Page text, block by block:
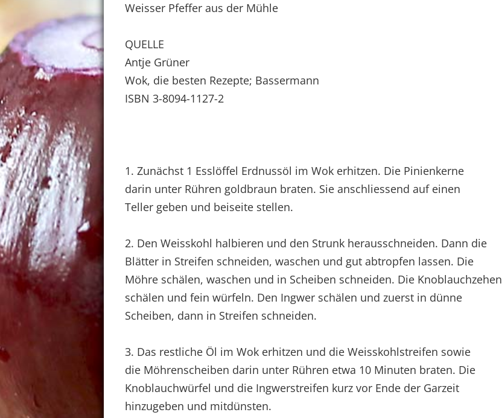
Weisser Pfeffer aus der Mühle
QUELLE
Antje Grüner
Wok, die besten Rezepte; Bassermann
ISBN 3-8094-1127-2
1. Zunächst 1 Esslöffel Erdnussöl im Wok erhitzen. Die Pinienkerne
darin unter Rühren goldbraun braten. Sie anschliessend auf einen
Teller geben und beiseite stellen.
2. Den Weisskohl halbieren und den Strunk herausschneiden. Dann die
Blätter in Streifen schneiden, waschen und gut abtropfen lassen. Die
Möhre schälen, waschen und in Scheiben schneiden. Die Knoblauchzehen
schälen und fein würfeln. Den Ingwer schälen und zuerst in dünne
Scheiben, dann in Streifen schneiden.
3. Das restliche Öl im Wok erhitzen und die Weisskohlstreifen sowie
die Möhrenscheiben darin unter Rühren etwa 10 Minuten braten. Die
Knoblauchwürfel und die Ingwerstreifen kurz vor Ende der Garzeit
hinzugeben und mitdünsten.